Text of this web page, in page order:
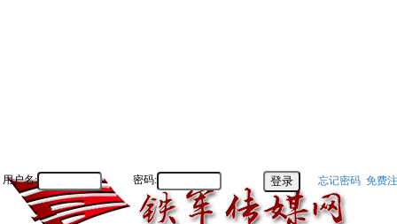
用户名: 密码: 忘记密码 免费